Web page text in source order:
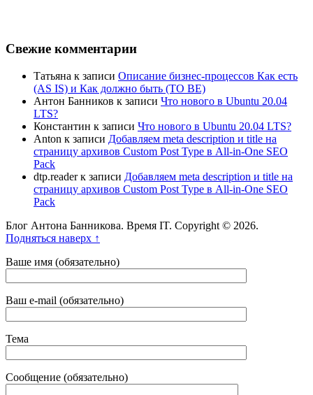
Свежие комментарии
Татьяна к записи Описание бизнес-процессов Как есть
(AS IS) и Как должно быть (TO BE)
Антон Банников к записи Что нового в Ubuntu 20.04
LTS?
Константин к записи Что нового в Ubuntu 20.04 LTS?
Anton к записи Добавляем meta description и title на
страницу архивов Custom Post Type в All-in-One SEO
Pack
dtp.readerк записи Добавляем meta description и title на
страницу архивов Custom Post Type в All-in-One SEO
Pack
Блог Антона Банникова. Время IT. Copyright © 2026.
Подняться наверх ↑
Ваше имя (обязательно)
Ваш e-mail (обязательно)
Тема
Сообщение (обязательно)